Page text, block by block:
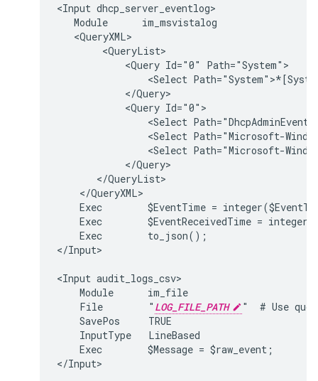
<Input dhcp_server_eventlog>
   Module      im_msvistalog
   <QueryXML>
        <QueryList>
            <Query Id="0" Path="System">
<Select
            </Query>
            <Query Id="0">
<Select
<Select Path="Microsoft-
<Select Path="Microsoft-
            </Query>
       </QueryList>
    </QueryXML>
Exec        $EventTime =
Exec        $EventReceivedTime =
    Exec        to_json();
</Input>
<Input audit_logs_csv>
    Module      im_file
    File        "
LOG_FILE_PATH
"  # Use
    SavePos     TRUE
    InputType   LineBased
    Exec        $Message = $raw_event;
</Input>